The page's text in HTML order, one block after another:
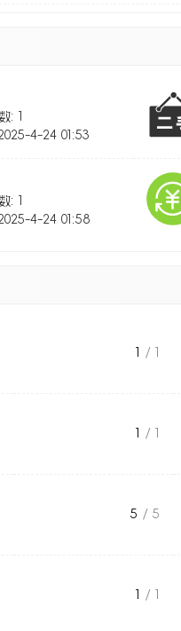
上宜网-宜昌求职板块规则
上宜网-房屋出售板块规则
上宜网-房屋出租板块规则
: 1
4-24 01:53
: 1
4-24 01:58
/ 1
/ 1
5 / 5
/ 1